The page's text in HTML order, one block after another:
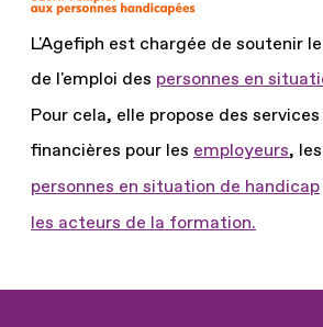
L'Agefiph est chargée de soutenir
de l'emploi des personnes en
Pour cela, elle propose des
financières pour les employeurs, les
personnes en situation de handicap
les acteurs de la formation.